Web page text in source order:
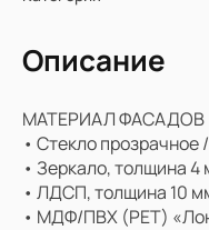
Смотреть
Описание
МАТЕРИАЛ ФАСАДОВ
• Стекло
• Зеркало, толщина 4
• ЛДСП, толщина 10 мм
• МДФ/ПВХ (PET)